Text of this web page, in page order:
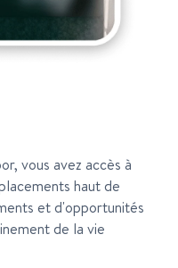
vous avez accès à
haut de
et d'opportunités
de la vie